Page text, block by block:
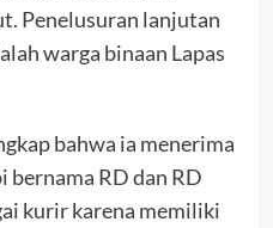
Penelusuran lanjutan
warga binaan Lapas
bahwa ia menerima
bernama RD dan RD
kurir karena memiliki